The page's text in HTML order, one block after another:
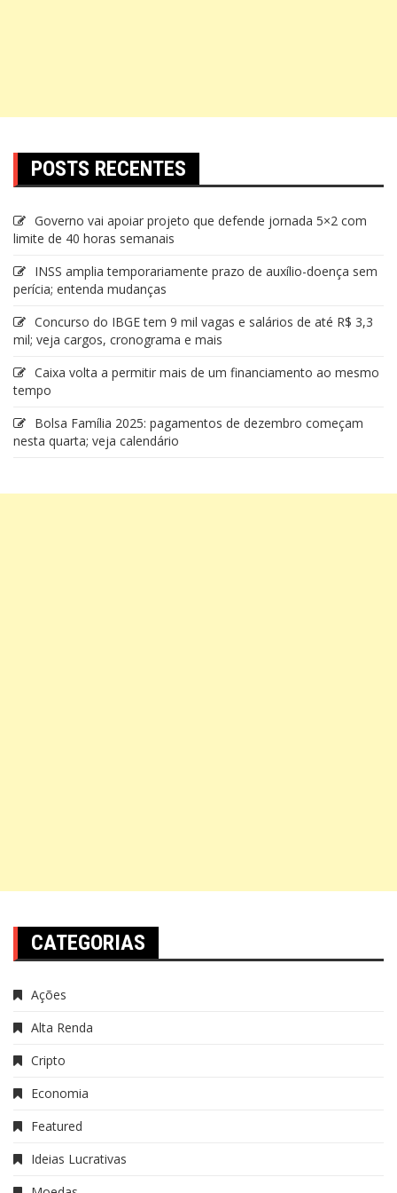
POSTS RECENTES
Governo vai apoiar projeto que defende jornada 5×2 com
limite de 40 horas semanais
INSS amplia temporariamente prazo de auxílio-doença sem
perícia; entenda mudanças
Concurso do IBGE tem 9 mil vagas e salários de até R$ 3,3
mil; veja cargos, cronograma e mais
Caixa volta a permitir mais de um financiamento ao mesmo
tempo
Bolsa Família 2025: pagamentos de dezembro começam
nesta quarta; veja calendário
CATEGORIAS
Ações
Alta Renda
Cripto
Economia
Featured
Ideias Lucrativas